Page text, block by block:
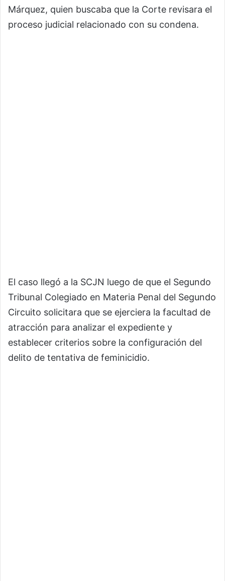
Márquez, quien buscaba que la Corte revisara el
proceso judicial relacionado con su condena.
El caso llegó a la SCJN luego de que el Segundo
Tribunal Colegiado en Materia Penal del Segundo
Circuito solicitara que se ejerciera la facultad de
atracción para analizar el expediente y
establecer criterios sobre la configuración del
delito de tentativa de feminicidio.